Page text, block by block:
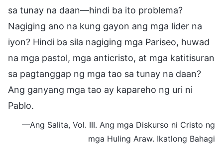
sa tunay na daan—hindi ba ito problema?
Nagiging ano na kung gayon ang mga lider na
iyon? Hindi ba sila nagiging mga Pariseo, huwad
na mga pastol, mga anticristo, at mga katitisuran
sa pagtanggap ng mga tao sa tunay na daan?
Ang ganyang mga tao ay kapareho ng uri ni
Pablo.
—Ang Salita, Vol. III. Ang mga Diskurso ni Cristo ng
mga Huling Araw. Ikatlong Bahagi